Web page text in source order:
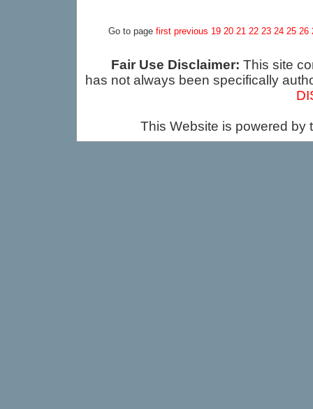
Go to page first previous 19 20 21 22 23 24 25 26
Fair Use Disclaimer: This site
has not always been specifically
This Website is powered by